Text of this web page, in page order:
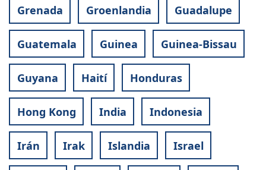
Grenada Groenlandia Guadalupe
Guatemala Guinea Guinea-Bissau
Guyana Haití Honduras
Hong Kong India Indonesia
Irán Irak Islandia Israel